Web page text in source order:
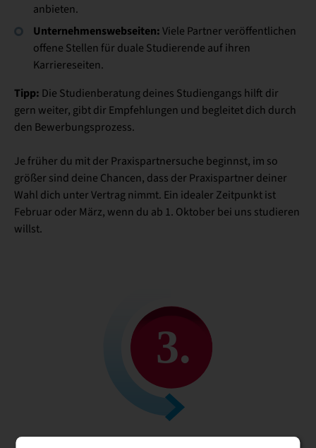
anbieten.
Unternehmenswebseiten: Viele Partner veröffentlichen
offene Stellen für duale Studierende auf ihren
Karriereseiten.
Tipp: Die Studienberatung deines Studiengangs hilft dir
gern weiter, gibt dir Empfehlungen und begleitet dich durch
den Bewerbungsprozess.
Je früher du mit der Praxispartnersuche beginnst, im so
größer sind deine Chancen, dass der Praxispartner deiner
Wahl dich unter Vertrag nimmt. Ein idealer Zeitpunkt ist
Februar oder März, wenn du ab 1. Oktober bei uns studieren
willst.